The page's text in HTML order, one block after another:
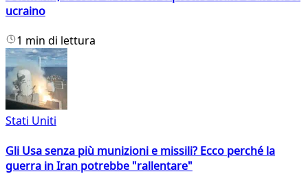
ucraino
1 min di lettura
Stati Uniti
Gli Usa senza più munizioni e missili? Ecco perché la
guerra in Iran potrebbe "rallentare"